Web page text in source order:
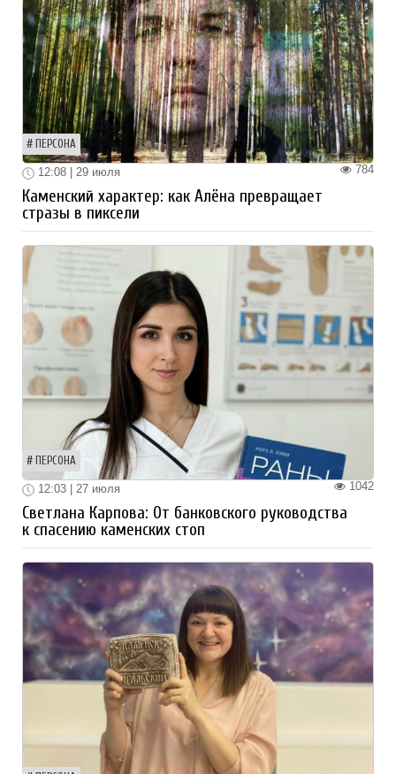
ПЕРСОНА
784
12:08 | 29 июля
Каменский характер: как Алёна превращает
стразы в пиксели
ПЕРСОНА
1042
12:03 | 27 июля
Светлана Карпова: От банковского руководства
к спасению каменских стоп